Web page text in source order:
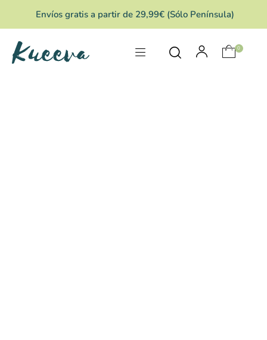
Envíos gratis a partir de 29,99€ (Sólo Península)
0